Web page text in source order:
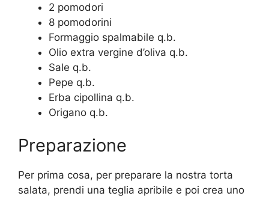
2 pomodori
8 pomodorini
Formaggio spalmabile q.b.
Olio extra vergine d’oliva q.b.
Sale q.b.
Pepe q.b.
Erba cipollina q.b.
Origano q.b.
Preparazione
Per prima cosa, per preparare la nostra torta
salata, prendi una teglia apribile e poi crea uno